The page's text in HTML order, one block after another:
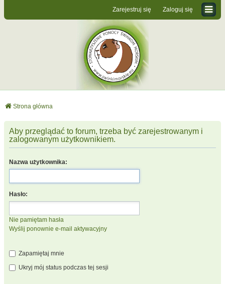
Zaloguj się
Zarejestruj się
Strona główna
Aby przeglądać to forum, trzeba być zarejestrowanym i
zalogowanym użytkownikiem.
Nazwa użytkownika:
Hasło:
Nie pamiętam hasła
Wyślij ponownie e-mail aktywacyjny
Zapamiętaj mnie
Ukryj mój status podczas tej sesji